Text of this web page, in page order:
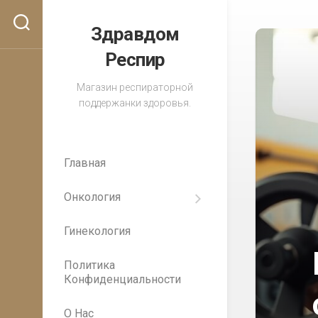
Здравдом
Респир
Магазин респираторной
поддержанки здоровья.
Главная
Онкология
Важность
регулярных
медицинских
осмотров
Гинекология
Политика
Конфиденциальности
О Нас